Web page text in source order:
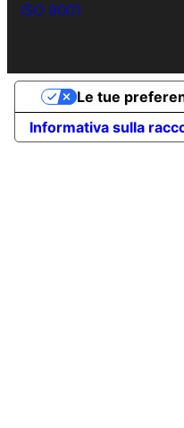
ISO 9001
Informativa sulla
Le tue